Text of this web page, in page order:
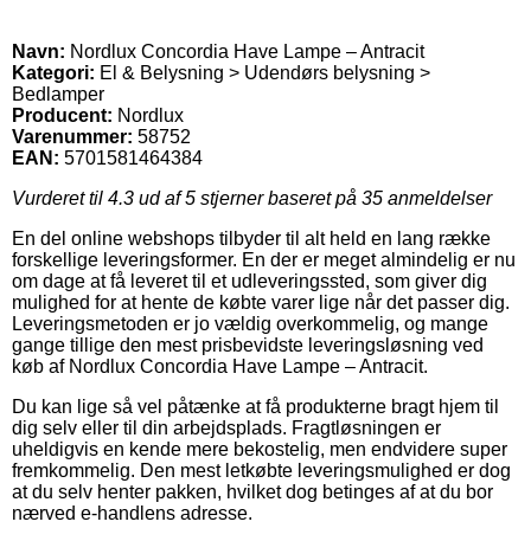
Navn: Nordlux Concordia Have Lampe – Antracit
Kategori: El & Belysning > Udendørs belysning >
Bedlamper
Producent: Nordlux
Varenummer: 58752
EAN: 5701581464384
Vurderet til 4.3 ud af 5 stjerner baseret på 35 anmeldelser
En del online webshops tilbyder til alt held en lang række
forskellige leveringsformer. En der er meget almindelig er nu
om dage at få leveret til et udleveringssted, som giver dig
mulighed for at hente de købte varer lige når det passer dig.
Leveringsmetoden er jo vældig overkommelig, og mange
gange tillige den mest prisbevidste leveringsløsning ved
køb af Nordlux Concordia Have Lampe – Antracit.
Du kan lige så vel påtænke at få produkterne bragt hjem til
dig selv eller til din arbejdsplads. Fragtløsningen er
uheldigvis en kende mere bekostelig, men endvidere super
fremkommelig. Den mest letkøbte leveringsmulighed er dog
at du selv henter pakken, hvilket dog betinges af at du bor
nærved e-handlens adresse.